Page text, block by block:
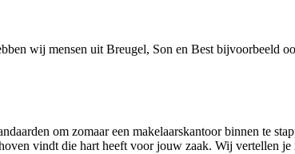
wij mensen uit Breugel, Son en Best bijvoorbeeld
om zomaar een makelaarskantoor binnen te
vindt die hart heeft voor jouw zaak. Wij vertellen je